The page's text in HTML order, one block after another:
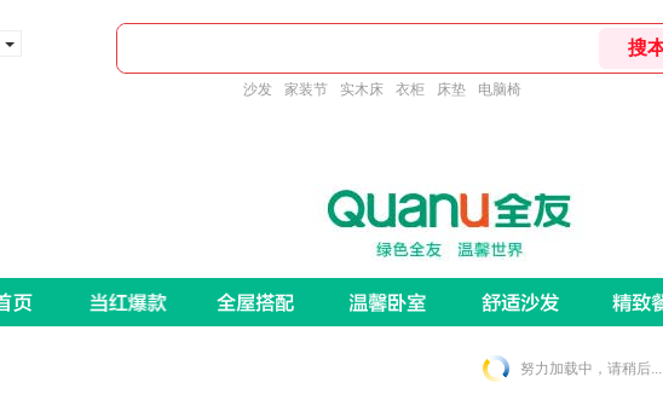
沙发 家装节 实木床 衣柜 床垫 电脑椅
努力加载中，请稍后...